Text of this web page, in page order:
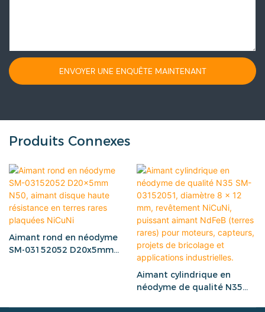
ENVOYER UNE ENQUÊTE MAINTENANT
Produits Connexes
Aimant rond en néodyme
SM-03152052 D20x5mm
Aimant cylindrique en
néodyme de qualité N35